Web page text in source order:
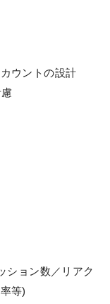
ウントの設計
ション数／リアク
等)